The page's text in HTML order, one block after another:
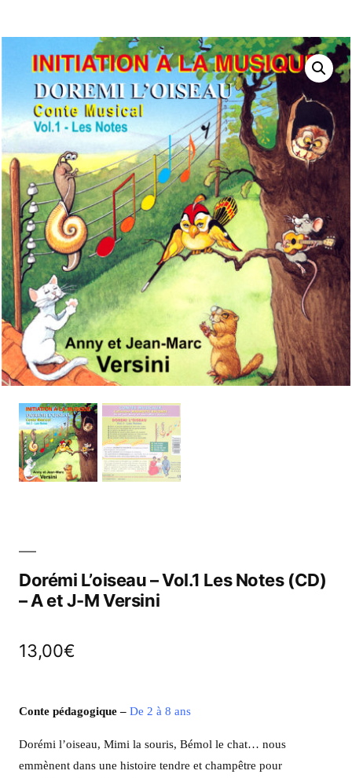
Dorémi L’oiseau – Vol.1 Les Notes (CD)
– A et J-M Versini
13,00€
Conte pédagogique – De 2 à 8 ans
Dorémi l’oiseau, Mimi la souris, Bémol le chat… nous
emmènent dans une histoire tendre et champêtre pour